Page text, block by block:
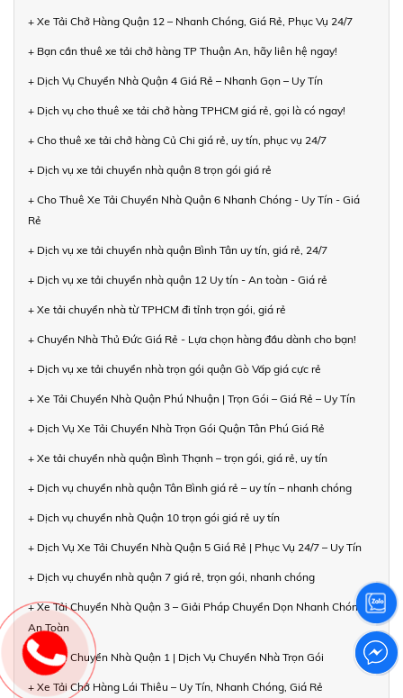
+ Xe Tải Chở Hàng Quận 12 – Nhanh Chóng, Giá Rẻ, Phục Vụ 24/7
+ Bạn cần thuê xe tải chở hàng TP Thuận An, hãy liên hệ ngay!
+ Dịch Vụ Chuyển Nhà Quận 4 Giá Rẻ – Nhanh Gọn – Uy Tín
+ Dịch vụ cho thuê xe tải chở hàng TPHCM giá rẻ, gọi là có ngay!
+ Cho thuê xe tải chở hàng Củ Chi giá rẻ, uy tín, phục vụ 24/7
+ Dịch vụ xe tải chuyển nhà quận 8 trọn gói giá rẻ
+ Cho Thuê Xe Tải Chuyển Nhà Quận 6 Nhanh Chóng - Uy Tín - Giá
Rẻ
+ Dịch vụ xe tải chuyển nhà quận Bình Tân uy tín, giá rẻ, 24/7
+ Dịch vụ xe tải chuyển nhà quận 12 Uy tín - An toàn - Giá rẻ
+ Xe tải chuyển nhà từ TPHCM đi tỉnh trọn gói, giá rẻ
+ Chuyển Nhà Thủ Đức Giá Rẻ - Lựa chọn hàng đầu dành cho bạn!
+ Dịch vụ xe tải chuyển nhà trọn gói quận Gò Vấp giá cực rẻ
+ Xe Tải Chuyển Nhà Quận Phú Nhuận | Trọn Gói – Giá Rẻ – Uy Tín
+ Dịch Vụ Xe Tải Chuyển Nhà Trọn Gói Quận Tân Phú Giá Rẻ
+ Xe tải chuyển nhà quận Bình Thạnh – trọn gói, giá rẻ, uy tín
+ Dịch vụ chuyển nhà quận Tân Bình giá rẻ – uy tín – nhanh chóng
+ Dịch vụ chuyển nhà Quận 10 trọn gói giá rẻ uy tín
+ Dịch Vụ Xe Tải Chuyển Nhà Quận 5 Giá Rẻ | Phục Vụ 24/7 – Uy Tín
+ Dịch vụ chuyển nhà quận 7 giá rẻ, trọn gói, nhanh chóng
+ Xe Tải Chuyển Nhà Quận 3 – Giải Pháp Chuyển Dọn Nhanh Chóng,
An Toàn
+ Xe Tải Chuyển Nhà Quận 1 | Dịch Vụ Chuyển Nhà Trọn Gói
+ Xe Tải Chở Hàng Lái Thiêu – Uy Tín, Nhanh Chóng, Giá Rẻ